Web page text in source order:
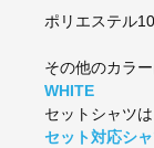
ポリエステル
その他のカラー
WHITE
セットシャツは
セット対応シ